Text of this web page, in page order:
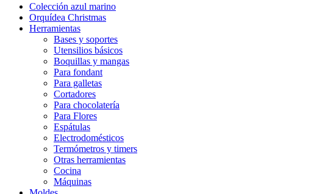
Colección azul marino
Orquídea Christmas
Herramientas
Bases y soportes
Utensilios básicos
Boquillas y mangas
Para fondant
Para galletas
Cortadores
Para chocolatería
Para Flores
Espátulas
Electrodomésticos
Termómetros y timers
Otras herramientas
Cocina
Máquinas